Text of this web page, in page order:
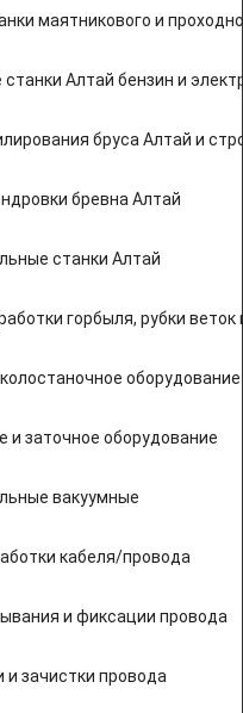
маятникового и
Алтай бензин и
бруса Алтай и
бревна Алтай
станки Алтай
горбыля, рубки веток
оборудование
и заточное оборудование
вакуумные
кабеля/провода
и фиксации провода
и зачистки провода